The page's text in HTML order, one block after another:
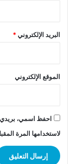
البريد الإلكتروني*
الموقع الإلكتروني
احفظ اسمي، بريدي
لاستخدامها المرة